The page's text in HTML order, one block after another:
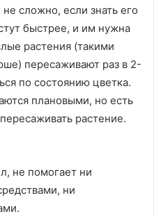
сложно, если знать его
быстрее, и им нужна
растения (такими
пересаживают раз в 2-
по состоянию цветка.
плановыми, но есть
растение.
не помогает ни
ни